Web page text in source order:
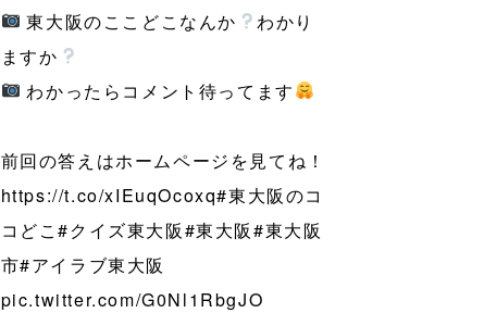
東大阪のここどこなんか
わかり
ますか
わかったらコメント待ってます
前回の答えはホームページを見てね！
https://t.co/xIEuqOcoxq#東大阪のコ
コどこ#クイズ東大阪#東大阪#東大阪
市#アイラブ東大阪
pic.twitter.com/G0Nl1RbgJO